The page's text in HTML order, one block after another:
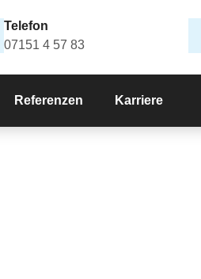
Telefon
07151 4 57 83
Referenzen Karriere